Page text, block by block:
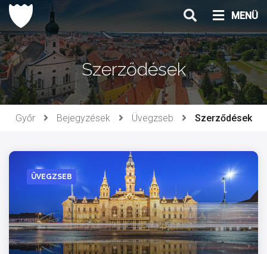
Ugrás
tartalomhoz
MENÜ
Szerződések
Győr Bejegyzések Üvegzseb Szerződések
ÜVEGZSEB